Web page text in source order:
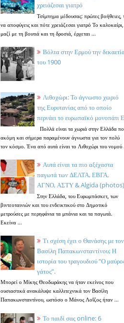
χρειάζεσαι γιατρό
Τσίμπημα μέδουσας: πρώτες βοήθειες,
να αποφύγεις και πότε χρειάζεσαι γιατρό Το καλοκαίρι,
μαζί με τη βουτιά και τη δροσιά, έρχεται ...
Βόλτα στην Ερμού την
του 1900
Λιθοχώρι: Το άγνωστο χωριό
της Ευρυτανίας από το οποίο
περνάει το ευρωπαϊκό μονοπάτι
Πολλά είναι τα χωριά στην Ελλάδα
ακόμη και σήμερα παραμένουν άγνωστα για τον πολύ
τον κόσμο. Ένα από αυτά είναι το Λιθοχώρι του νομού
Αυτά είναι τα πιο αξέχαστα
παγωτά των ΔΕΛΤΑ, ΕΒΓΑ,
ΑΓΝΟ, ΑΣΤΥ & Algida (photos)
Στην Ελλάδα, του Ευρωμπάσκετ, των
βιντεοταινιών και του ενδεικτικού στο Δημοτικό
μετρούσες με περηφάνια τα μπάνια και τα παγωτά.
Εκείνα ...
Τι σχέση έχει ο Θανάσης με τον
Βασίλη Παπακωνσταντίνου; Η
ιστορία του τραγουδιού “Ο
γάτος”.
Μπορεί ο Μίκης Θεοδωράκης να ήταν εκείνος που
ουσιαστικά ανακάλυψε καλλιτεχνικά τον Βασίλη
Παπακωνσταντίνου, ωστόσο ο Μάνος Λοΐζος ήταν ...
Το παιδί σας online: 6